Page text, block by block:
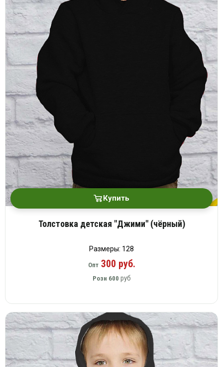
Купить
Толстовка детская "Джими" (чёрный)
Размеры: 128
Опт300 руб.
Розн 600 руб